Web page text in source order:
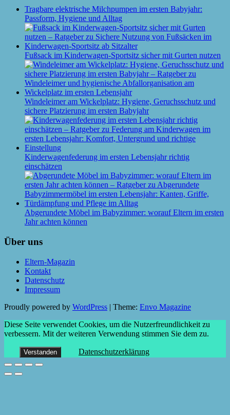
Tragbare elektrische Milchpumpen im ersten Babyjahr:
Passform, Hygiene und Alltag
Fußsack im Kinderwagen-Sportsitz sicher mit Gurten nutzen
Windeleimer am Wickelplatz: Hygiene, Geruchsschutz und
sichere Platzierung im ersten Babyjahr
Kinderwagenfederung im ersten Lebensjahr richtig
einschätzen
Abgerundete Möbel im Babyzimmer: worauf Eltern im ersten
Jahr achten können
Über uns
Eltern-Magazin
Kontakt
Datenschutz
Impressum
Proudly powered by WordPress | Theme: Envo Magazine
Diese Seite verwendet Cookies, um die Nutzerfreundlichkeit zu
verbessern. Mit der weiteren Verwendung stimmen Sie dem zu.
Verstanden Datenschutzerklärung